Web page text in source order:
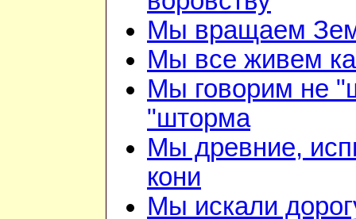
Мы вращаем
Мы все живем
Мы говорим не
"шторма
Мы древние,
кони
Мы искали